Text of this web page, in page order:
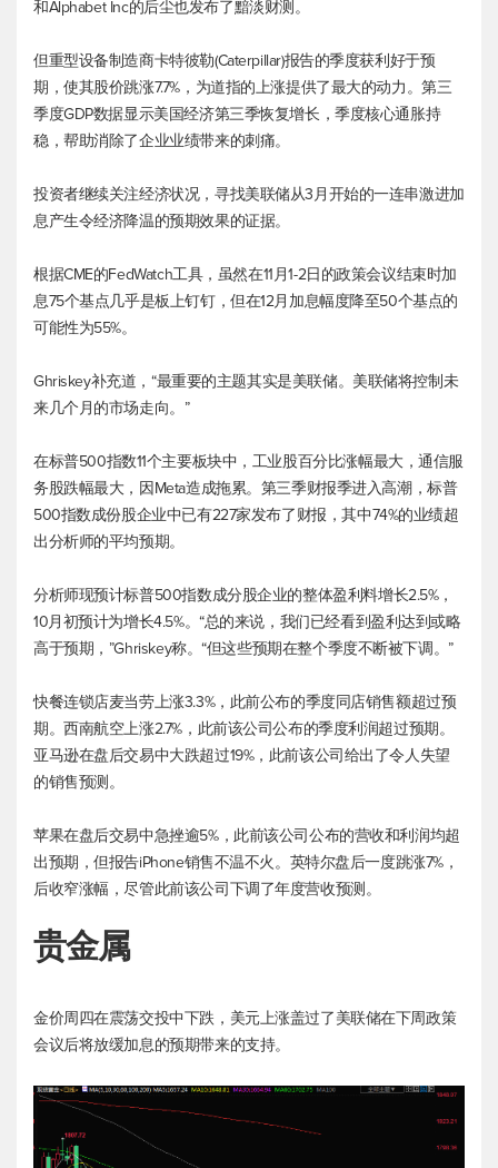
和Alphabet Inc的后尘也发布了黯淡财测。
但重型设备制造商卡特彼勒(Caterpillar)报告的季度获利好于预
期，使其股价跳涨7.7%，为道指的上涨提供了最大的动力。第三
季度GDP数据显示美国经济第三季恢复增长，季度核心通胀持
稳，帮助消除了企业业绩带来的刺痛。
投资者继续关注经济状况，寻找美联储从3月开始的一连串激进加
息产生令经济降温的预期效果的证据。
根据CME的FedWatch工具，虽然在11月1-2日的政策会议结束时加
息75个基点几乎是板上钉钉，但在12月加息幅度降至50个基点的
可能性为55%。
Ghriskey补充道，“最重要的主题其实是美联储。美联储将控制未
来几个月的市场走向。”
在标普500指数11个主要板块中，工业股百分比涨幅最大，通信服
务股跌幅最大，因Meta造成拖累。第三季财报季进入高潮，标普
500指数成份股企业中已有227家发布了财报，其中74%的业绩超
出分析师的平均预期。
分析师现预计标普500指数成分股企业的整体盈利料增长2.5%，
10月初预计为增长4.5%。“总的来说，我们已经看到盈利达到或略
高于预期，”Ghriskey称。“但这些预期在整个季度不断被下调。”
快餐连锁店麦当劳上涨3.3%，此前公布的季度同店销售额超过预
期。西南航空上涨2.7%，此前该公司公布的季度利润超过预期。
亚马逊在盘后交易中大跌超过19%，此前该公司给出了令人失望
的销售预测。
苹果在盘后交易中急挫逾5%，此前该公司公布的营收和利润均超
出预期，但报告iPhone销售不温不火。英特尔盘后一度跳涨7%，
后收窄涨幅，尽管此前该公司下调了年度营收预测。
贵金属
金价周四在震荡交投中下跌，美元上涨盖过了美联储在下周政策
会议后将放缓加息的预期带来的支持。